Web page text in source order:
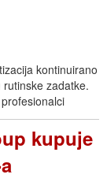
kontinuirano
zadatke.
kupuje